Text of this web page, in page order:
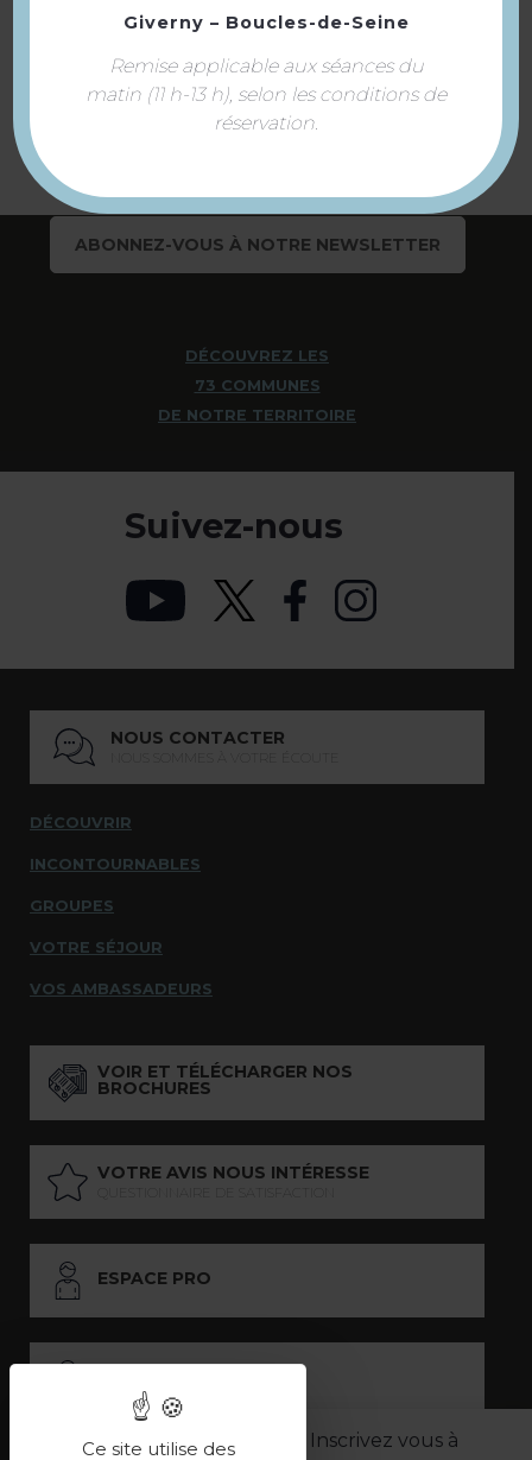
à la sélection
Inscrivez vous à
ABONNEZ-VOUS À NOTRE NEWSLETTER
DÉCOUVREZ LES
73 COMMUNES
DE NOTRE TERRITOIRE
Suivez-nous
NOUS CONTACTER
DÉCOUVRIR
INCONTOURNABLES
GROUPES
VOTRE SÉJOUR
VOS AMBASSADEURS
VOIR ET TÉLÉCHARGER NOS
BROCHURES
VOTRE AVIS NOUS INTÉRESSE
ESPACE PRO
Giverny – Boucles-de-Seine
Remise applicable aux séances du
matin (11 h-13 h), selon les conditions de
réservation.
Ce site utilise des